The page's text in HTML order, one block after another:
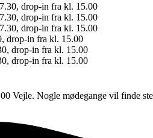
drop-in fra kl. 15.00
drop-in fra kl. 15.00
drop-in fra kl. 15.00
drop-in fra kl. 15.00
drop-in fra kl. 15.00
drop-in fra kl. 15.00
Vejle. Nogle mødegange vil finde